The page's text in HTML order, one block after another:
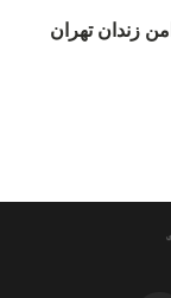
زندان تهران